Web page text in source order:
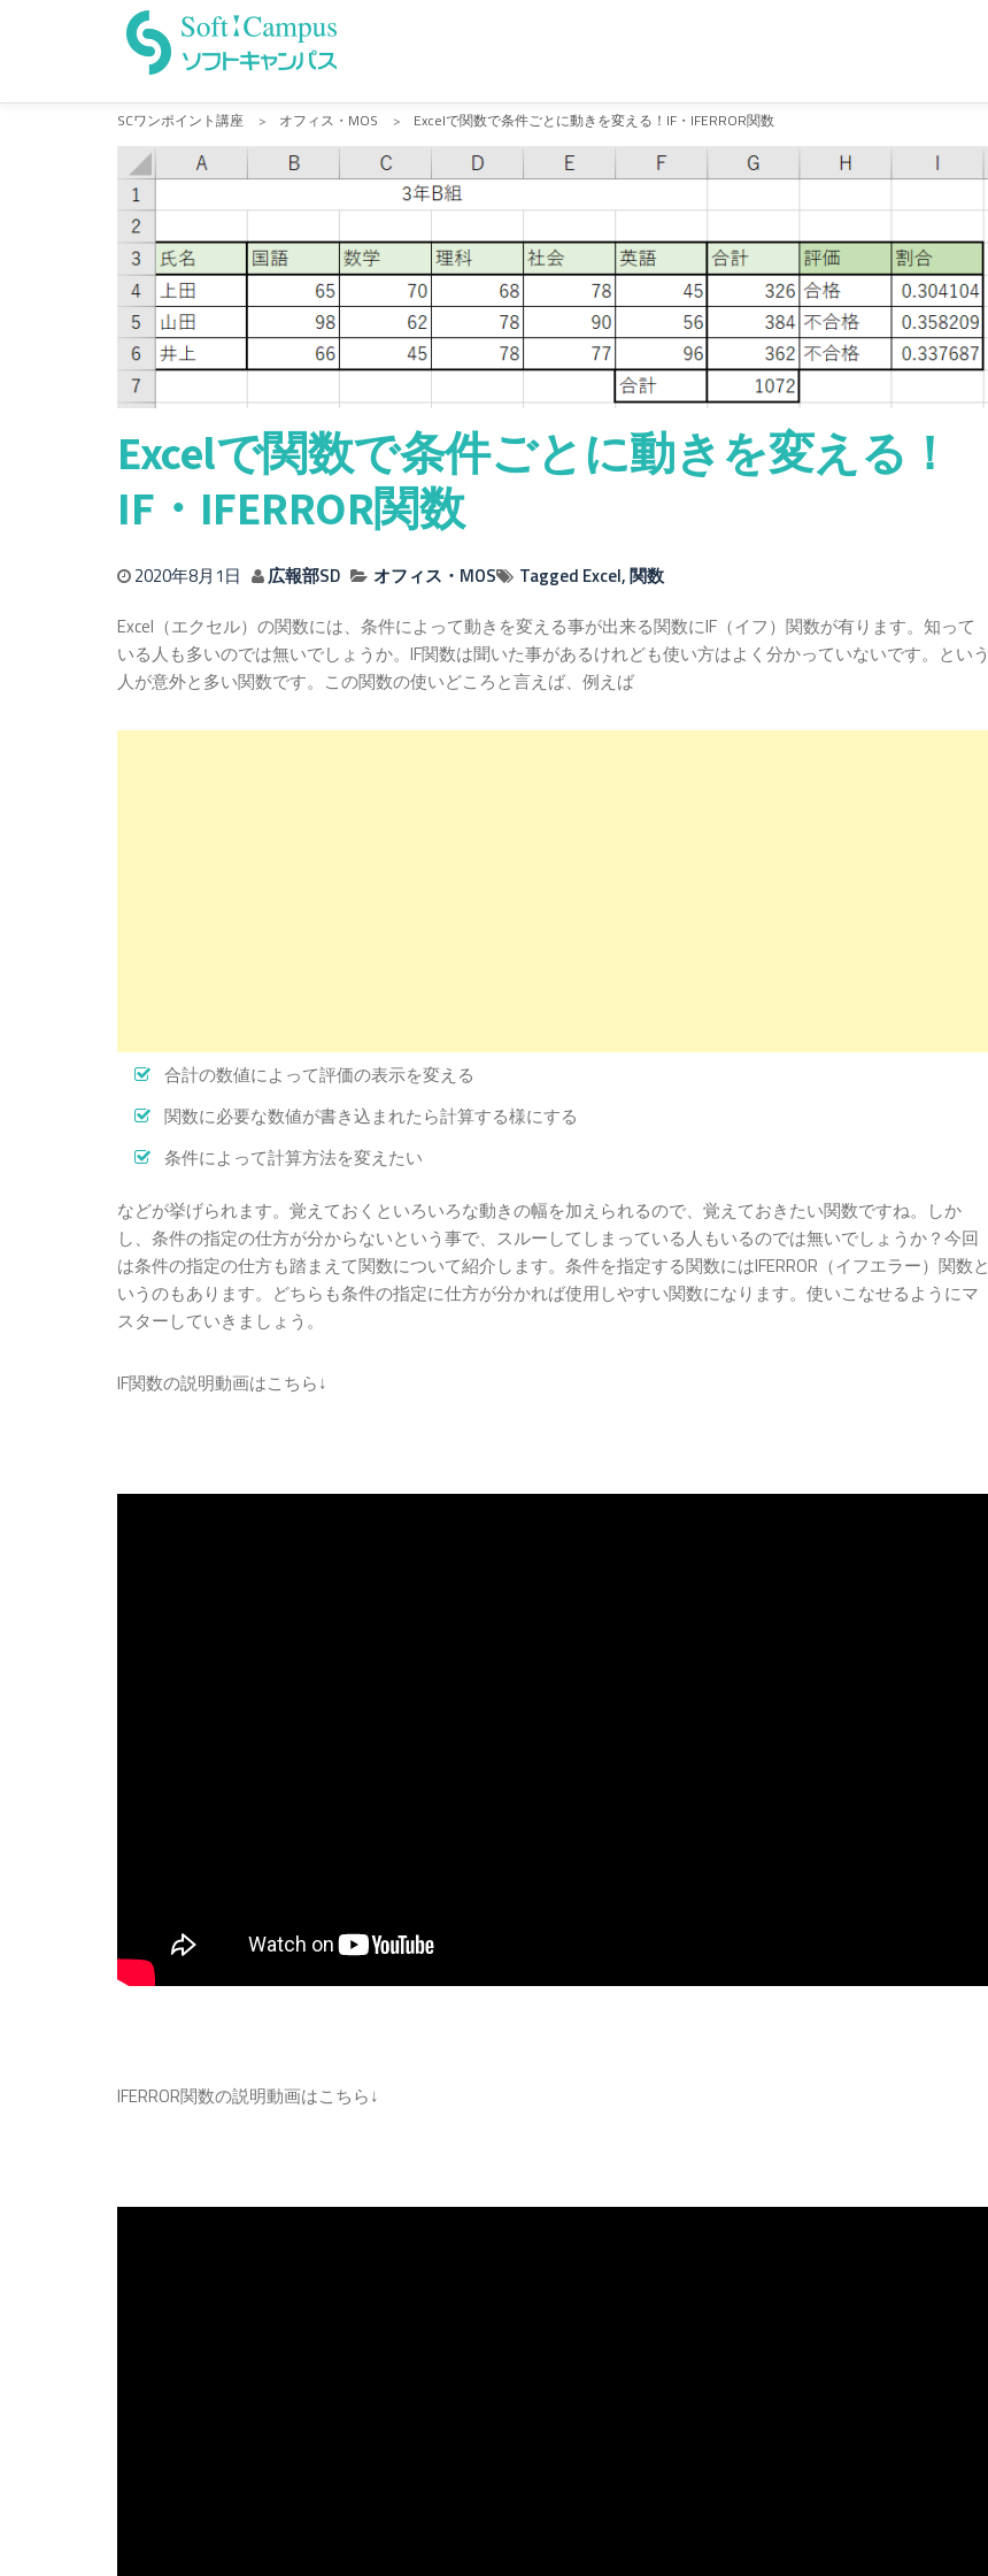
SCワンポイント講座 > オフィス・MOS > Excelで関数で条件ごとに動きを変える！IF・IFERROR関数
Excelで関数で条件ごとに動きを変える！
IF・IFERROR関数
2020年8月1日 広報部SD オフィス・MOS Tagged Excel,関数
Excel（エクセル）の関数には、条件によって動きを変える事が出来る関数にIF（イフ）関数が有ります。知って
いる人も多いのでは無いでしょうか。IF関数は聞いた事があるけれども使い方はよく分かっていないです。という
人が意外と多い関数です。この関数の使いどころと言えば、例えば
合計の数値によって評価の表示を変える
関数に必要な数値が書き込まれたら計算する様にする
条件によって計算方法を変えたい
などが挙げられます。覚えておくといろいろな動きの幅を加えられるので、覚えておきたい関数ですね。しか
し、条件の指定の仕方が分からないという事で、スルーしてしまっている人もいるのでは無いでしょうか？今回
は条件の指定の仕方も踏まえて関数について紹介します。条件を指定する関数にはIFERROR（イフエラー）関数と
いうのもあります。どちらも条件の指定に仕方が分かれば使用しやすい関数になります。使いこなせるようにマ
スターしていきましょう。
IF関数の説明動画はこちら↓
IFERROR関数の説明動画はこちら↓